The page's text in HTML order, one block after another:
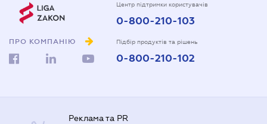
ПРО КОМПАНІЮ
Центр підтримки користувачів
0-800-210-103
Підбір продуктів та рішень
0-800-210-102
Реклама та PR